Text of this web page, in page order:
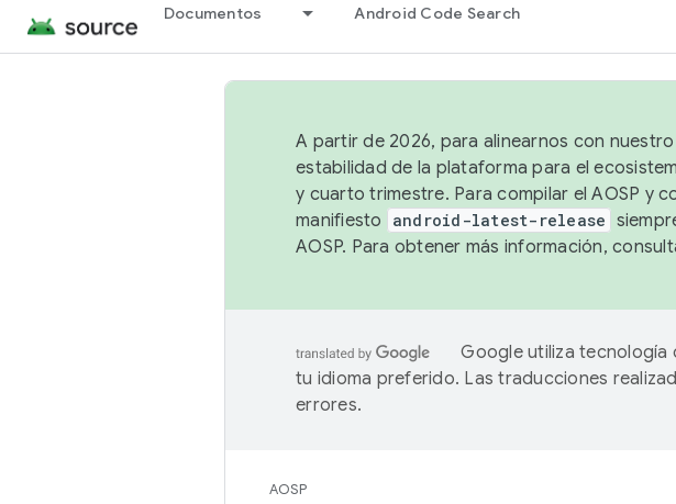
Documentos Android Code Search
A partir de 2026, para alinearnos con
estabilidad de la plataforma para el
y cuarto trimestre. Para compilar el AOSP y
manifiesto
android-latest-release
AOSP. Para obtener más información,
Google utiliza tecnología
tu idioma preferido. Las traducciones
errores.
AOSP